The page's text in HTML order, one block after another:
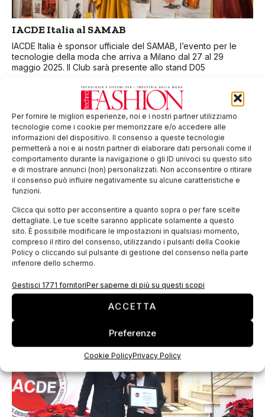
Per fornire le migliori esperienze, noi e i nostri partner utilizziamo
tecnologie come i cookie per memorizzare e/o accedere alle
informazioni del dispositivo. Il consenso a queste tecnologie
permetterà a noi e ai nostri partner di elaborare dati personali come il
comportamento durante la navigazione o gli ID univoci su questo sito
e di mostrare annunci (non) personalizzati. Non acconsentire o ritirare
il consenso può influire negativamente su alcune caratteristiche e
funzioni.
Clicca qui sotto per acconsentire a quanto sopra o per fare scelte
dettagliate. Le tue scelte saranno applicate solamente a questo
sito. È possibile modificare le impostazioni in qualsiasi momento,
compreso il ritiro del consenso, utilizzando i pulsanti della Cookie
Policy o cliccando sul pulsante di gestione del consenso nella parte
inferiore dello schermo.
Gestisci 1771 fornitoriPer saperne di più su questi scopi
ACCETTA
Preferenze
Cookie PolicyPrivacy Policy
IACDE Italia al SAMAB
IACDE Italia è sponsor ufficiale del SAMAB, l’evento per le
tecnologie della moda che arriva a Milano dal 27 al 29
maggio 2025. Il Club sarà presente allo stand D05
Un 2025 entusiasmante per IACDE Italia
IACDE Italia non si ferma mai, sempre al lavoro per rinnovarsi
e proporre ai tecnici del settore esperienze appassionanti,
oltre che formative. Il 2025 si prospetta come un anno
particolarmente